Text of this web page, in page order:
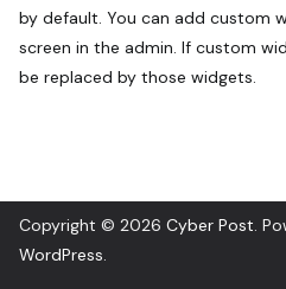
by default. You can add custom
screen in the admin. If custom
be replaced by those widgets.
Copyright © 2026 Cyber Post.
WordPress.